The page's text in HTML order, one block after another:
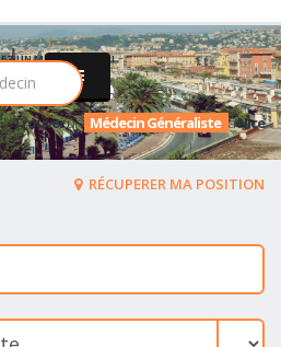
UN MEDECIN PARMI
Trouverun Médecin Généraliste aNice
RÉCUPERER MA POSITION